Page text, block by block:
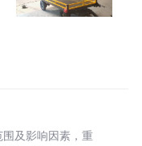
及影响因素，重